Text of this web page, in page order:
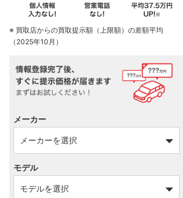
※ 買取店からの買取提示額（上限額）の差額平均
（2025年10月）
メーカー
モデル